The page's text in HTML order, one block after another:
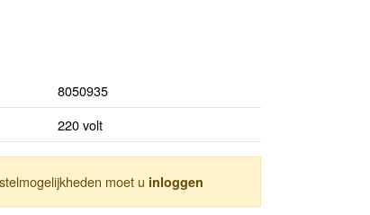
8050935
220 volt
moet u inloggen